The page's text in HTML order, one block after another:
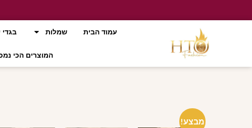
עמוד הבית
שמלות בגדי
המוצרים הכי
מבצע!